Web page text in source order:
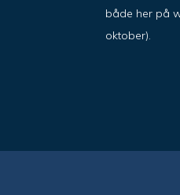
både her på
oktober).